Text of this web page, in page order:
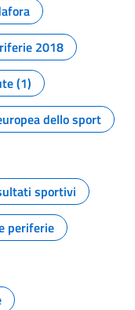
2018
(1)
dello sport
sportivi
periferie